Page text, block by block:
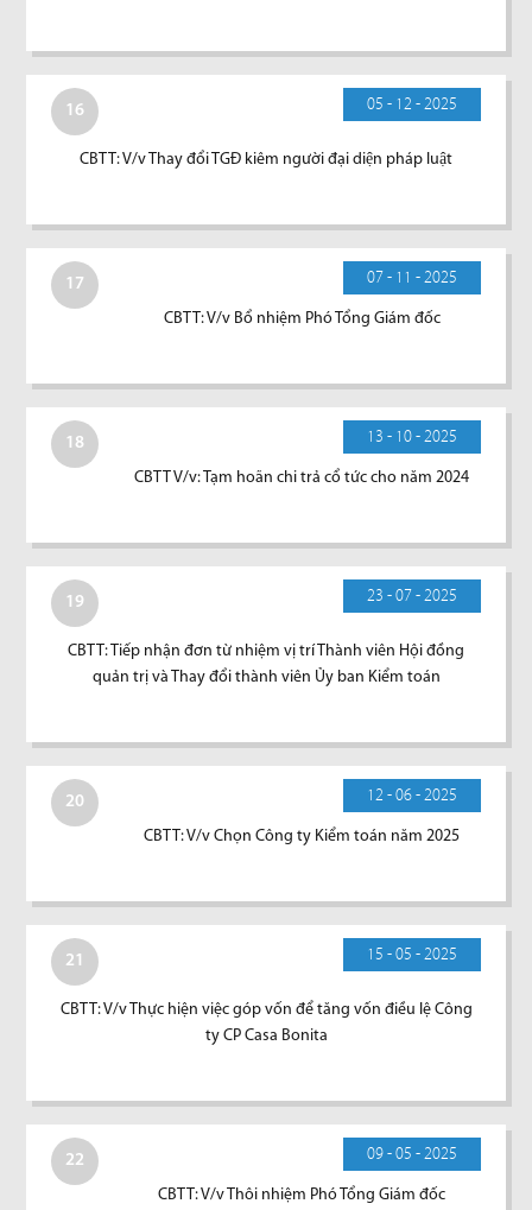
16 05 - 12 - 2025
CBTT: V/v Thay đổi TGĐ kiêm người đại diện pháp luật
17 07 - 11 - 2025
CBTT: V/v Bổ nhiệm Phó Tổng Giám đốc
18 13 - 10 - 2025
CBTT V/v: Tạm hoãn chi trả cổ tức cho năm 2024
19 23 - 07 - 2025
CBTT: Tiếp nhận đơn từ nhiệm vị trí Thành viên Hội đồng
quản trị và Thay đổi thành viên Ủy ban Kiểm toán
20 12 - 06 - 2025
CBTT: V/v Chọn Công ty Kiểm toán năm 2025
21 15 - 05 - 2025
CBTT: V/v Thực hiện việc góp vốn để tăng vốn điều lệ Công
ty CP Casa Bonita
22 09 - 05 - 2025
CBTT: V/v Thôi nhiệm Phó Tổng Giám đốc